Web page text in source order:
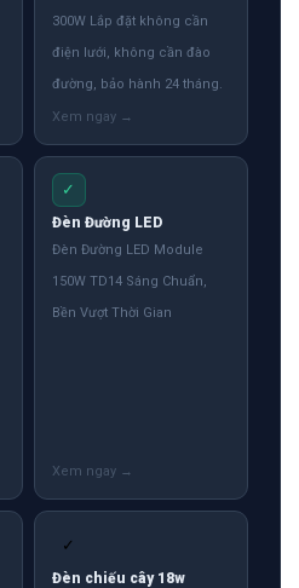
300W Lắp đặt không cần
điện lưới, không cần đào
đường, bảo hành 24 tháng.
✓
Đèn Đường LED
Đèn Đường LED Module
150W TD14 Sáng Chuẩn,
Bền Vượt Thời Gian
✓
Đèn chiếu cây 18w